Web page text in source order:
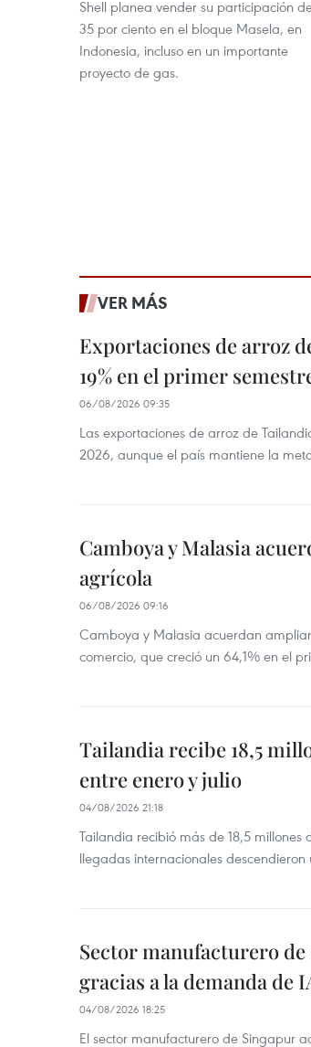
Shell planea vender su participación
35 por ciento en el bloque Masela, en
Indonesia, incluso en un importante
proyecto de gas.
VER MÁS
Exportaciones de arroz
19% en el primer
06/08/2026 09:35
Las exportaciones de arroz de
2026, aunque el país mantiene la
Camboya y Malasia
agrícola
06/08/2026 09:16
Camboya y Malasia acuerdan
comercio, que creció un 64,1% en el
Tailandia recibe 18,5
entre enero y julio
04/08/2026 21:18
Tailandia recibió más de 18,5 millones
llegadas internacionales
Sector manufacturero
gracias a la demanda de
04/08/2026 18:25
El sector manufacturero de Singapur